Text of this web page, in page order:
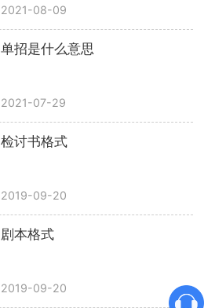
2021-08-09
单招是什么意思
2021-07-29
检讨书格式
2019-09-20
剧本格式
2019-09-20